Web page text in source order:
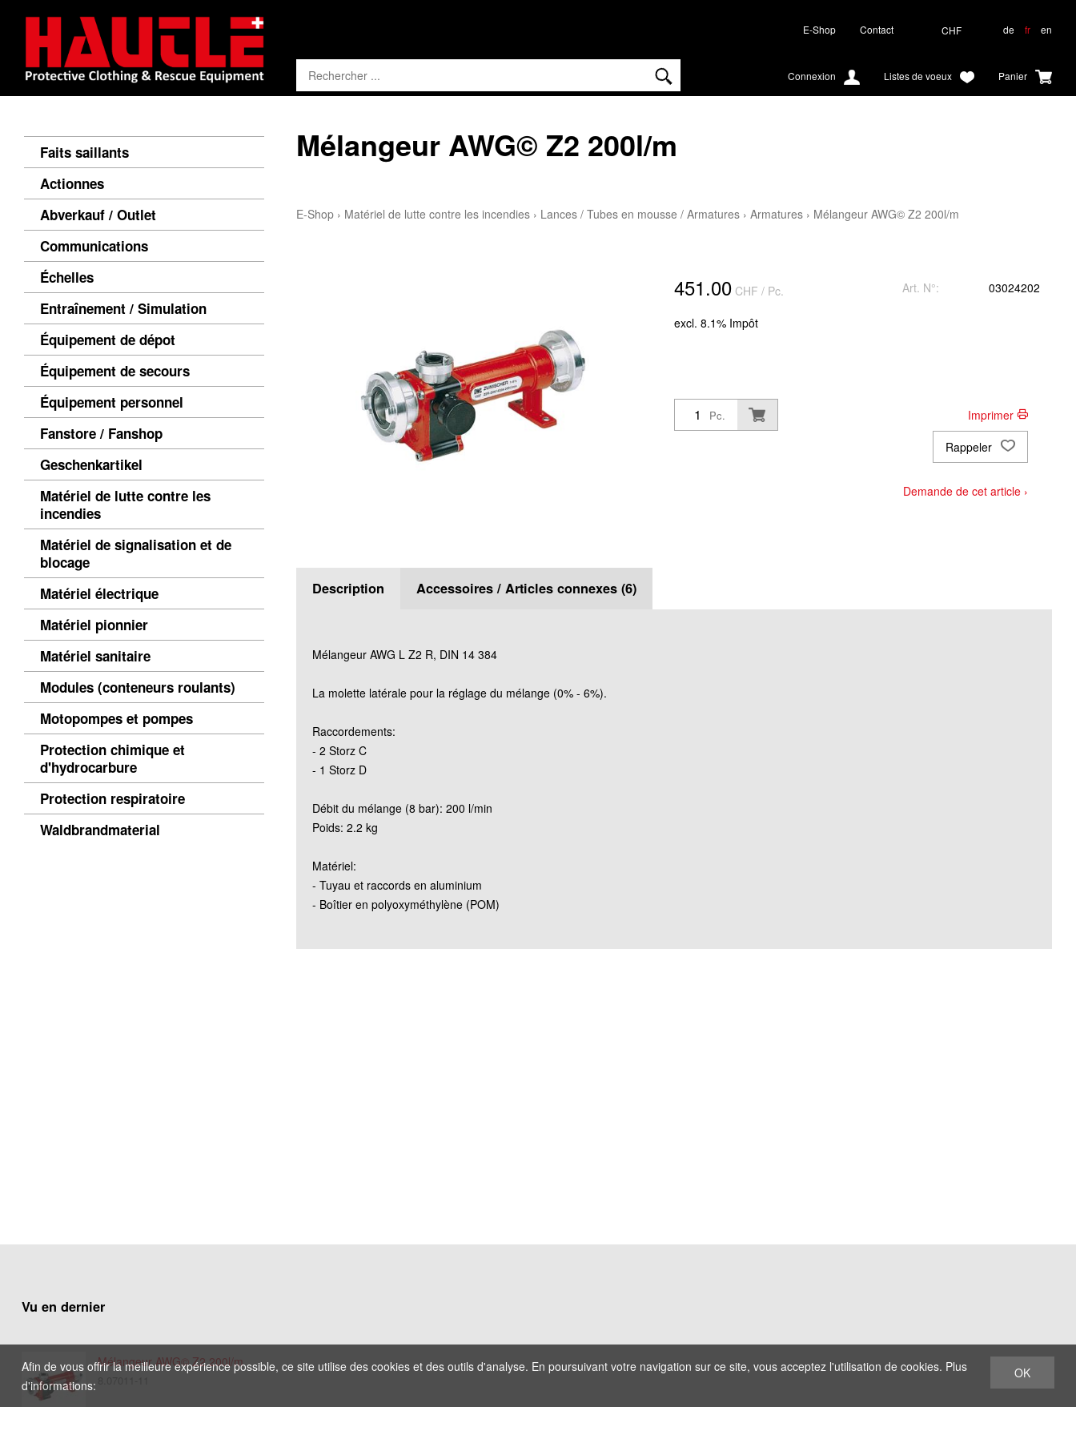
CHF de fr en
E-Shop Contact
Panier
Listes de voeux
Connexion
Faits saillants
Actionnes
Abverkauf / Outlet
Communications
Échelles
Entraînement / Simulation
Équipement de dépot
Équipement de secours
Équipement personnel
Fanstore / Fanshop
Geschenkartikel
Matériel de lutte contre les
incendies
Matériel de signalisation et de
blocage
Matériel électrique
Matériel pionnier
Matériel sanitaire
Modules (conteneurs roulants)
Motopompes et pompes
Protection chimique et
d'hydrocarbure
Protection respiratoire
Waldbrandmaterial
Mélangeur AWG© Z2 200l/m
E-Shop › Matériel de lutte contre les incendies › Lances / Tubes en mousse / Armatures › Armatures › Mélangeur AWG© Z2 200l/m
451.00 CHF / Pc.
excl. 8.1% Impôt
Art. N°: 03024202
Pc.
Imprimer
Rappeler
Demande de cet article ›
Description Accessoires / Articles connexes (6)
Mélangeur AWG L Z2 R, DIN 14 384
La molette latérale pour la réglage du mélange (0% - 6%).
Raccordements:
- 2 Storz C
- 1 Storz D
Débit du mélange (8 bar): 200 l/min
Poids: 2.2 kg
Matériel:
- Tuyau et raccords en aluminium
- Boîtier en polyoxyméthylène (POM)
Vu en dernier
Mélangeur AWG© Z2 200l/m
OK
Afin de vous offrir la meilleure expérience possible, ce site utilise des cookies et des outils d'analyse. En poursuivant votre navigation sur ce site, vous acceptez l'utilisation de cookies. Plus
d'informations: